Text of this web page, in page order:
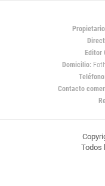
Editor
Domicilio:
Contacto
Todos